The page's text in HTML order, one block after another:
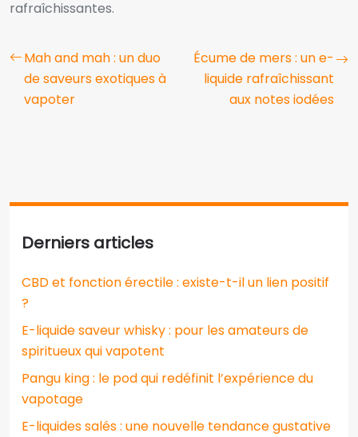
rafraîchissantes.
Mah and mah : un duo
de saveurs exotiques à
vapoter
Écume de mers : un e-
liquide rafraîchissant
aux notes iodées
Derniers articles
CBD et fonction érectile : existe-t-il un lien positif
?
E-liquide saveur whisky : pour les amateurs de
spiritueux qui vapotent
Pangu king : le pod qui redéfinit l’expérience du
vapotage
E-liquides salés : une nouvelle tendance gustative